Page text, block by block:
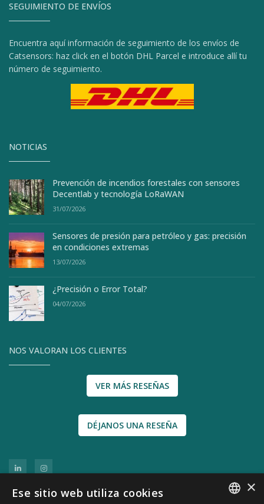
SEGUIMIENTO DE ENVÍOS
Encuentra aquí información de seguimiento de los envíos de
Catsensors: haz click en el botón DHL Parcel e introduce allí tu
número de seguimiento.
NOTICIAS
Prevención de incendios forestales con sensores
Decentlab y tecnología LoRaWAN
31/07/2026
Sensores de presión para petróleo y gas: precisión
en condiciones extremas
13/07/2026
¿Precisión o Error Total?
04/07/2026
NOS VALORAN LOS CLIENTES
VER MÁS RESEÑAS
DÉJANOS UNA RESEÑA
×
Ese sitio web utiliza cookies